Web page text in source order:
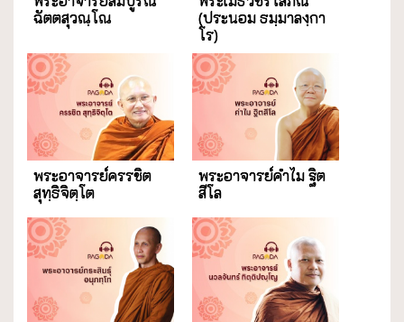
ฉัตตสุวณฺโณ
(ประนอม ธมฺมาลงฺกา
โร)
พระอาจารย์ครรชิต
สุทฺธิจิตฺโต
พระอาจารย์คำไม ฐิต
สีโล